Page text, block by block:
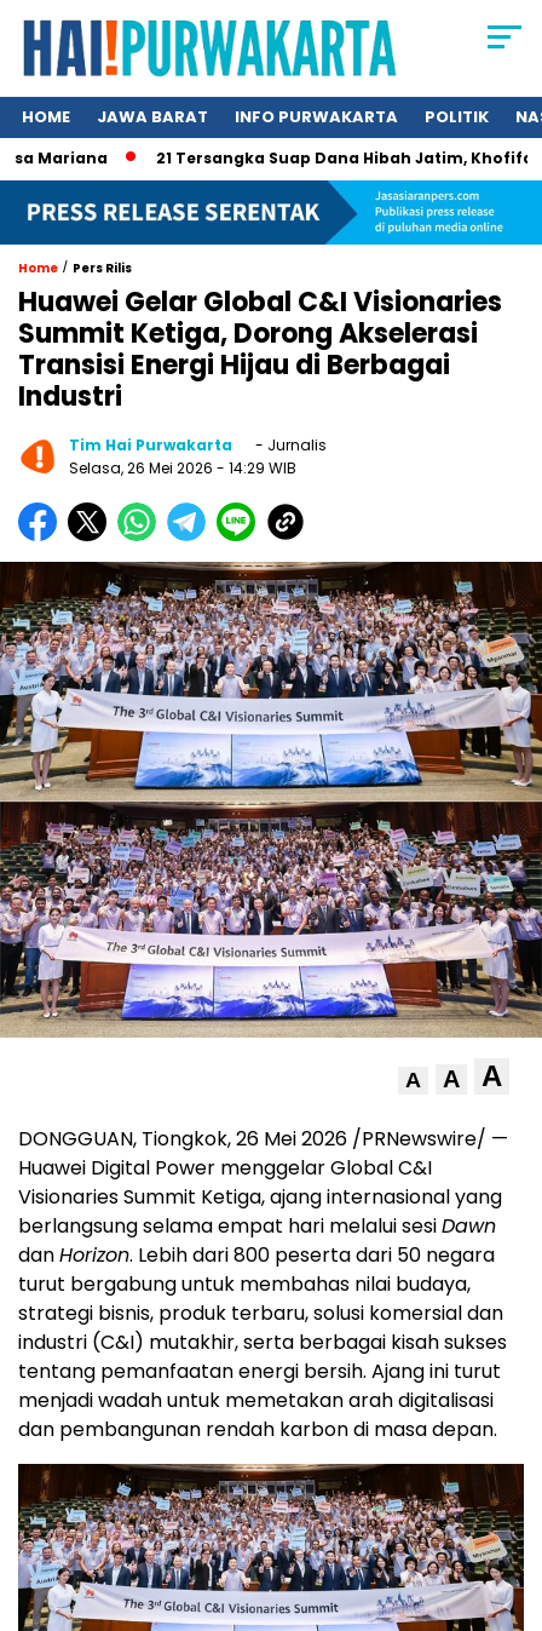
HOME JAWA BARAT INFO PURWAKARTA POLITIK
21 Tersangka Suap Dana Hibah Jatim, Khofifah Kini
Home / Pers Rilis
Huawei Gelar Global C&I Visionaries
Summit Ketiga, Dorong Akselerasi
Transisi Energi Hijau di Berbagai
Industri
Tim Hai Purwakarta
- Jurnalis
Selasa, 26 Mei 2026 - 14:29 WIB
A A A
DONGGUAN, Tiongkok, 26 Mei 2026 /PRNewswire/ —
Huawei Digital Power menggelar Global C&I
Visionaries Summit Ketiga, ajang internasional yang
berlangsung selama empat hari melalui sesiDawn
danHorizon. Lebih dari 800 peserta dari 50 negara
turut bergabung untuk membahas nilai budaya,
strategi bisnis, produk terbaru, solusi komersial dan
industri (C&I) mutakhir, serta berbagai kisah sukses
tentang pemanfaatan energi bersih. Ajang ini turut
menjadi wadah untuk memetakan arah digitalisasi
dan pembangunan rendah karbon di masa depan.